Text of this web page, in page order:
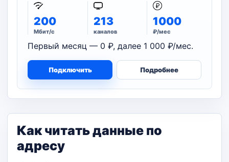
200
Мбит/с
213
каналов
1000
₽/мес
Первый месяц — 0 ₽, далее 1 000 ₽/мес.
Подключить Подробнее
Как читать данные по
адресу